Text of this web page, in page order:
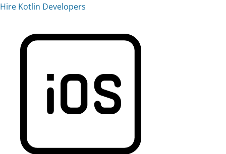
Hire Kotlin Developers